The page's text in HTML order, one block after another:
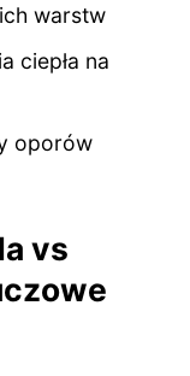
warstw
ciepła na
oporów
vs